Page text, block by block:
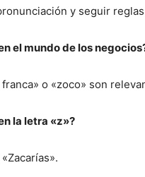
y seguir
el mundo de los
o «zoco» son
la letra «z»?